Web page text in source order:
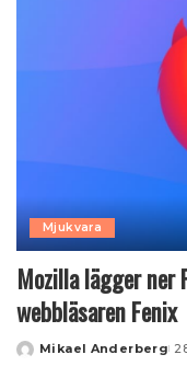
Mjukvara
Mozilla lägger
webbläsaren Fenix
Posted
Mikael Anderberg